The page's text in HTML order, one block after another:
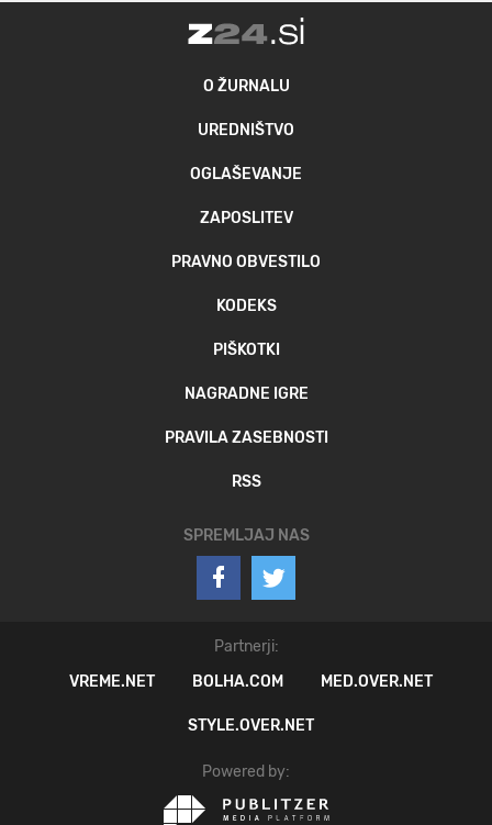
O ŽURNALU
UREDNIŠTVO
OGLAŠEVANJE
ZAPOSLITEV
PRAVNO OBVESTILO
KODEKS
PIŠKOTKI
NAGRADNE IGRE
PRAVILA ZASEBNOSTI
RSS
SPREMLJAJ NAS
Partnerji:
VREME.NET
BOLHA.COM MED.OVER.NET
STYLE.OVER.NET
Powered by: